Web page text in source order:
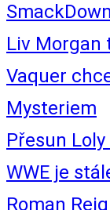
Liv Morgan
Vaquer
Mysteriem
Přesun
WWE je
Roman